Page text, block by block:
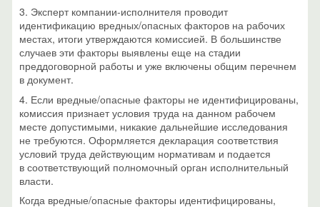
3. Эксперт компании-исполнителя проводит
идентификацию вредных/опасных факторов на рабочих
местах, итоги утверждаются комиссией. В большинстве
случаев эти факторы выявлены еще на стадии
преддоговорной работы и уже включены общим перечнем
в документ.
4. Если вредные/опасные факторы не идентифицированы,
комиссия признает условия труда на данном рабочем
месте допустимыми, никакие дальнейшие исследования
не требуются. Оформляется декларация соответствия
условий труда действующим нормативам и подается
в соответствующий полномочный орган исполнительный
власти.
Когда вредные/опасные факторы идентифицированы,